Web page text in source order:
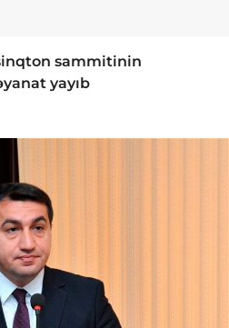
sammitinin
yayıb